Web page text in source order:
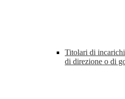
Titolari di
di direzione o di